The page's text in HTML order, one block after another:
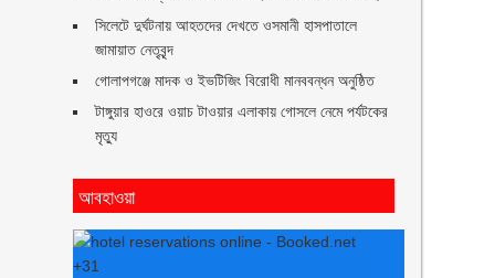
সিলেটে দুর্ঘটনায় আহতদের দেখতে ওসমানী হাসপাতালে
জামায়াত নেতৃবৃন্দ
গোলাপগঞ্জে মাদক ও ইভটিজিং বিরোধী মানববন্ধন অনুষ্ঠিত
টাঙ্গুয়ার হাওরে ওয়াচ টাওয়ার এলাকায় গোসলে নেমে পর্যটকের
মৃত্যু
আবহাওয়া
+31